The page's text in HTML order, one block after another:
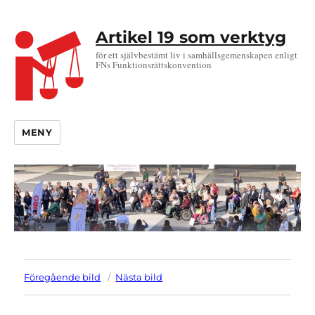
Artikel 19 som verktyg
för ett självbestämt liv i samhällsgemenskapen enligt
FNs Funktionsrättskonvention
MENY
Föregående bild Nästa bild